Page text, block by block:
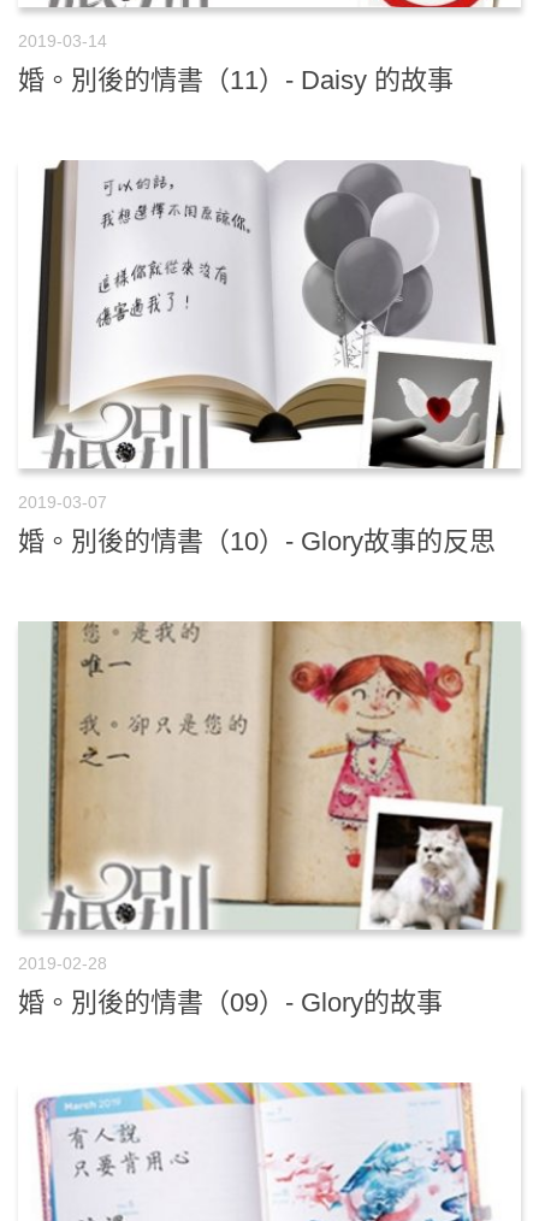
2019-03-14
婚。別後的情書（11）- Daisy 的故事
2019-03-07
婚。別後的情書（10）- Glory故事的反思
2019-02-28
婚。別後的情書（09）- Glory的故事